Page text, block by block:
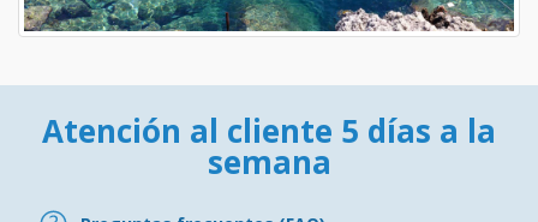
Atención al cliente 5 días a la
semana